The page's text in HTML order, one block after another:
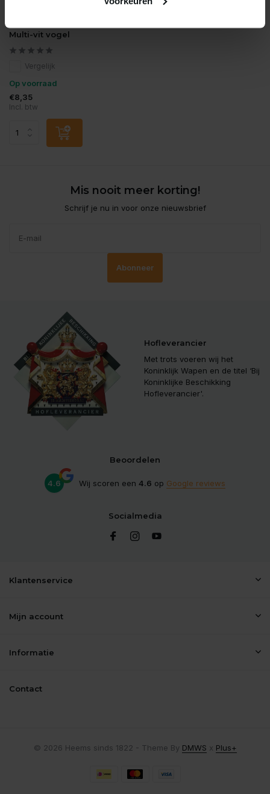
Multi-vit vogel
Vergelijk
Op voorraad
€8,35
Incl. btw
Mis nooit meer korting!
Schrijf je nu in voor onze nieuwsbrief
Abonneer
Hofleverancier
Met trots voeren wij het
Koninklijk Wapen en de titel ‘Bij
Koninklijke Beschikking
Hofleverancier'.
Beoordelen
4.6 Wij scoren een 4.6 op Google reviews
Socialmedia
Klantenservice
Mijn account
Informatie
Contact
© 2026 Heems sinds 1822 - Theme By DMWS x Plus+